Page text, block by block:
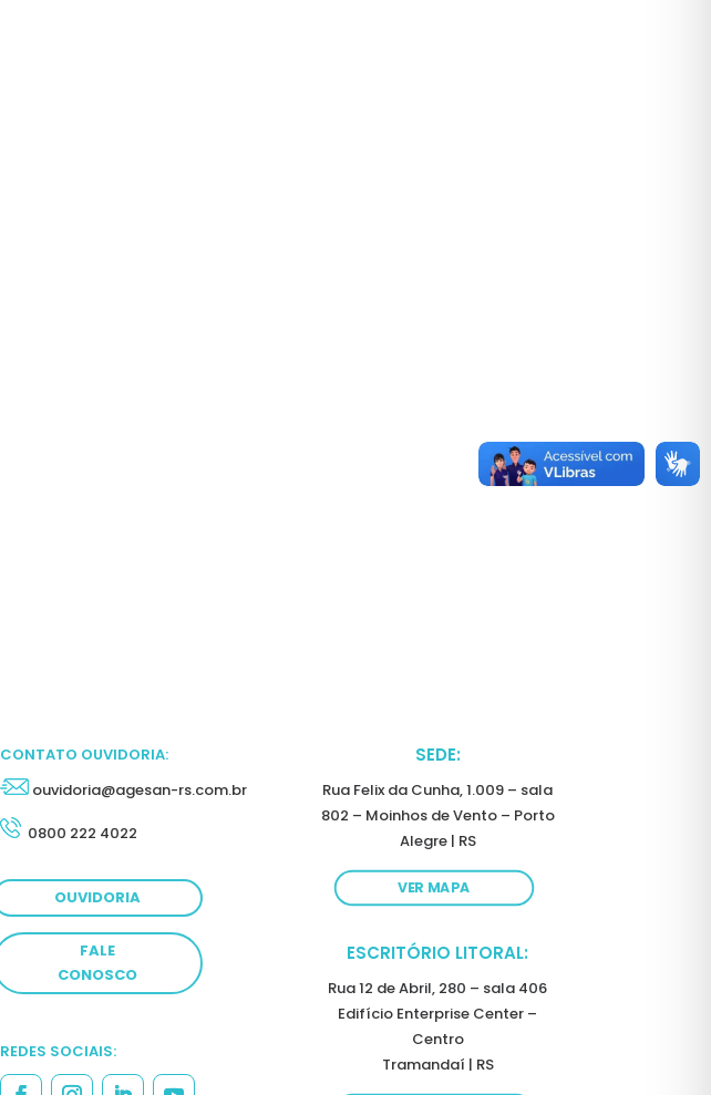
CONTATO OUVIDORIA:
ouvidoria@agesan-rs.com.br
0800 222 4022
OUVIDORIA
FALE
CONOSCO
REDES SOCIAIS:
SEDE:
Rua Felix da Cunha, 1.009 – sala
802 – Moinhos de Vento – Porto
Alegre | RS
VER MAPA
ESCRITÓRIO LITORAL:
Rua 12 de Abril, 280 – sala 406
Edifício Enterprise Center –
Centro
Tramandaí | RS